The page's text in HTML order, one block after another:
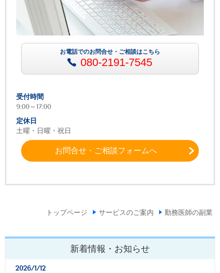
お電話でのお問合せ・ご相談はこちら
080-2191-7545
受付時間
9:00～17:00
定休日
土曜・日曜・祝日
お問合せ・ご相談フォームへ
トップページ サービスのご案内 勤務医師の副業
新着情報・お知らせ
2026/1/12